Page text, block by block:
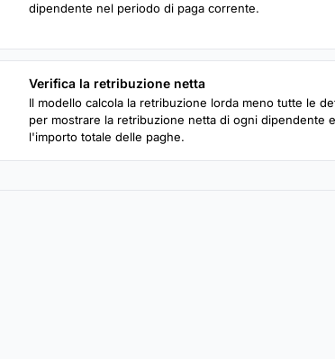
dipendente nel periodo di paga corrente.
Verifica la retribuzione netta
Il modello calcola la retribuzione lorda meno tutte le
per mostrare la retribuzione netta di ogni dipendente e
l'importo totale delle paghe.